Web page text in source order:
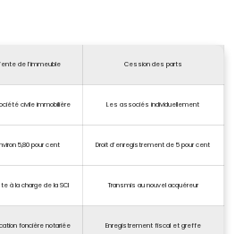
de l’immeuble Cession des parts
civile immobilière Les associés individuellement
5,80 pour cent Droit d’enregistrement de 5 pour cent
à la charge de la SCI Transmis au nouvel acquéreur
foncière notariée Enregistrement fiscal et greffe